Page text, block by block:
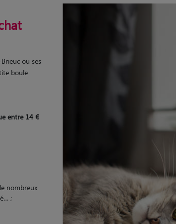
ou ses
boule
entre 14 €
nombreux
;